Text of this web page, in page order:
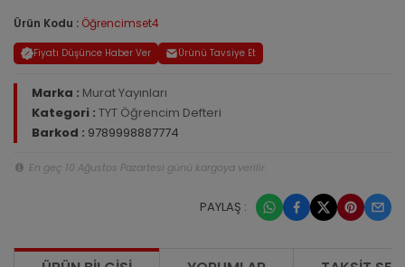
Ürün Kodu : Öğrencimset4
Fiyatı Düşünce Haber Ver Ürünü Tavsiye Et
Marka : Murat Yayınları
Kategori : TYT Öğrencim Defteri
Barkod : 9789998887774
En geç 10 Ağustos Pazartesi günü kargoya verilir.
PAYLAŞ :